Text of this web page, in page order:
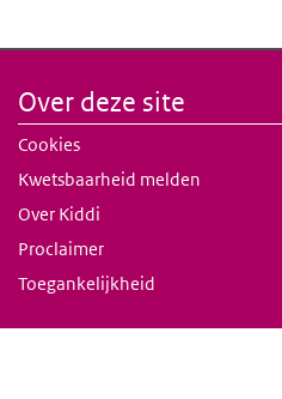
Over deze site
Cookies
Kwetsbaarheid melden
Over Kiddi
Proclaimer
Toegankelijkheid